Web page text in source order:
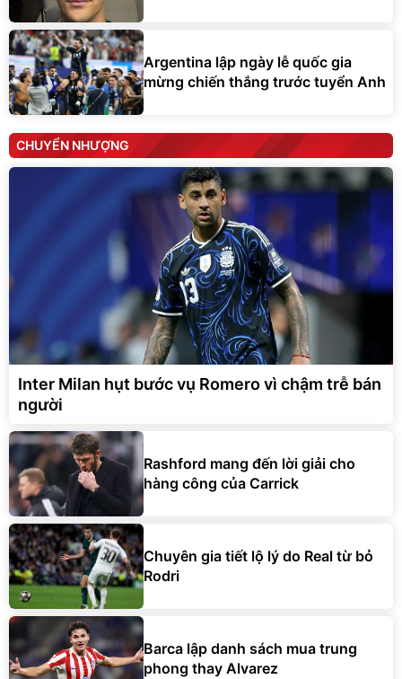
Argentina lập ngày lễ quốc gia
mừng chiến thắng trước tuyển Anh
CHUYỂN NHƯỢNG
Inter Milan hụt bước vụ Romero vì chậm trễ bán
người
Rashford mang đến lời giải cho
hàng công của Carrick
Chuyên gia tiết lộ lý do Real từ bỏ
Rodri
Barca lập danh sách mua trung
phong thay Alvarez